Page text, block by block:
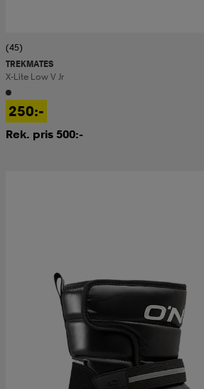
(45)
TREKMATES
X-Lite Low V Jr
250:-
Rek. pris 500:-